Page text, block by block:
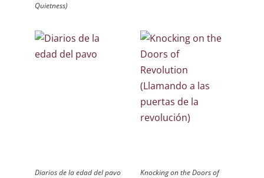
Quietness)
Diarios de la edad del pavo
Knocking on the Doors of